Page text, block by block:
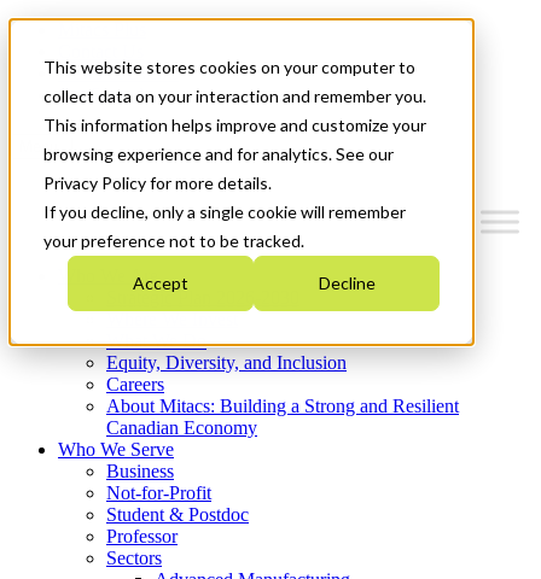
This website stores cookies on your computer to
collect data on your interaction and remember you.
This information helps improve and customize your
browsing experience and for analytics. See our
Privacy Policy for more details.
If you decline, only a single cookie will remember
your preference not to be tracked.
Accept Decline
News & Events
Get Started
Menu
Who We Are
Strategic Plan 2026-2030
What We Do
Equity, Diversity, and Inclusion
Careers
About Mitacs: Building a Strong and Resilient
Canadian Economy
Who We Serve
Business
Not-for-Profit
Student & Postdoc
Professor
Sectors